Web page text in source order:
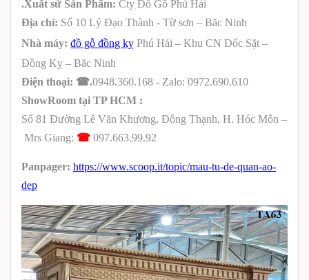
.Xuất sứ Sản Phẩm: Cty Đồ Gỗ Phú Hải
Địa chỉ: Số 10 Lý Đạo Thành - Từ sơn – Băc Ninh
Nhà máy: đồ gỗ đồng kỵ Phú Hải – Khu CN Dốc Sặt –
Đồng Kỵ – Băc Ninh
Điện thoại: ☎.0948.360.168 - Zalo: 0972.690.610
ShowRoom tại TP HCM :
Số 81 Đường Lê Văn Khương, Đông Thạnh, H. Hóc Môn –
Mrs Giang: ☎ 097.663.99.92
Panpager: https://www.scoop.it/topic/mau-tu-de-quan-ao-
dep